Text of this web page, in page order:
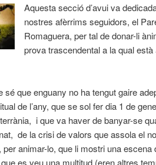
Aquesta secció d’avui va
nostres afèrrims seguidors, el
Romaguera, per tal de donar-li
prova trascendental a la qual està
sé que enguany no ha tengut gaire
de l’any, que se sol fer dia 1 de
i que va haver de banyar-se
de la crisi de valors que assola el
per animar-lo, que li mostri una
es veu una multitud (eren altres